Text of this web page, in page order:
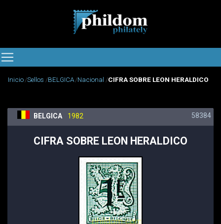
Inicio Sellos BELGICA Nacional CIFRA SOBRE LEON HERALDICO
BELGICA 1982 58384
CIFRA SOBRE LEON HERALDICO